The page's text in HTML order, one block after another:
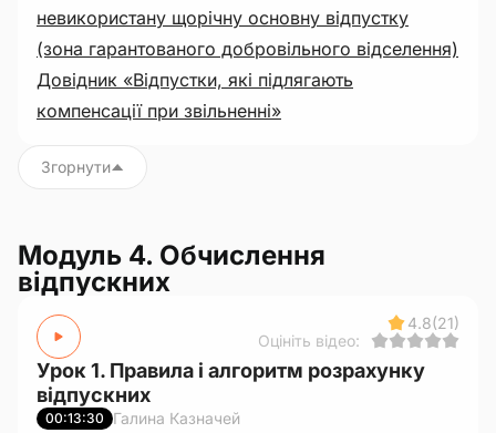
невикористану щорічну основну відпустку
(зона гарантованого добровільного відселення)
Довідник «Відпустки, які підлягають
компенсації при звільненні»
Згорнути
Модуль 4. Обчислення
відпускних
4.8(21)
Оцініть відео:
Урок 1. Правила і алгоритм розрахунку
відпускних
00:13:30 Галина Казначей